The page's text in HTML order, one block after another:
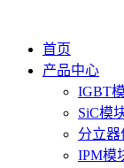
首页
产品中心
IGBT
SiC模
分立器
IPM模